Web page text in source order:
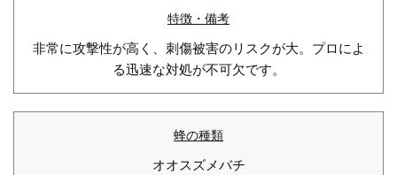
非常に攻撃性が高く、刺傷被害のリスクが大。プロによ
る迅速な対処が不可欠です。
オオスズメバチ